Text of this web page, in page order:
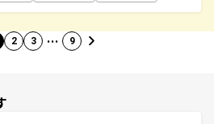
2 3 … 9